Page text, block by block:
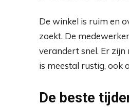
De winkel is ruim en
zoekt. De
verandert snel. Er zijn
is meestal rustig, ook
De beste